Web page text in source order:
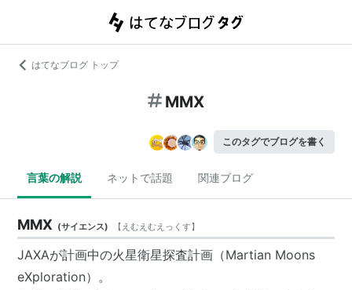
はてなブログ トップ
MMX
このタグでブログを書く
言葉の解説 ネットで話題 関連ブログ
MMX (サイエンス) 【 えむえむえっくす】
JAXAが計画中の火星衛星探査計画（Martian Moons
eXploration）。